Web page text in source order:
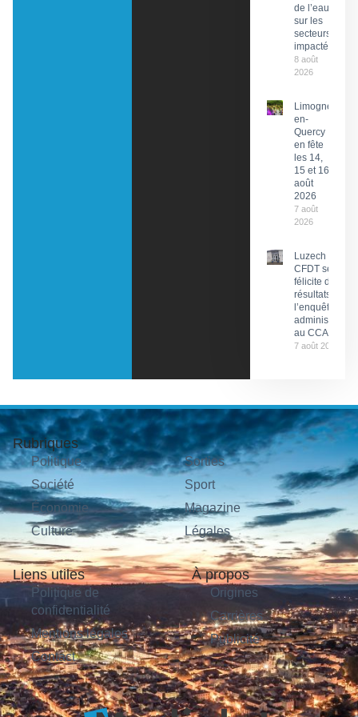
de l’eau
sur les
secteurs
impactés
8 août
2026
Limogne-
en-
Quercy
en fête
les 14,
15 et 16
août
2026
7 août
2026
Luzech : La
CFDT se
félicite des
résultats de
l’enquête
administrative
au CCAS
7 août 2026
Rubriques
Politique
Société
Économie
Culture
Sorties
Sport
Magazine
Légales
Liens utiles
Politique de
confidentialité
Mentions légales
Contact
À propos
Origines
Carrières
Publicité